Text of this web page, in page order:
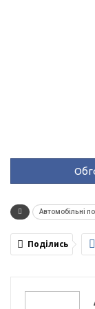
Автомобільні
Поділись